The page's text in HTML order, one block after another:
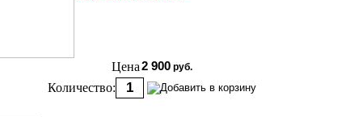
Цена2 900 руб.
Количество: